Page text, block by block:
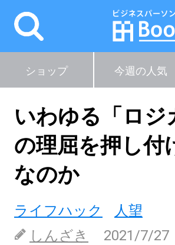
ショップ 今週の人気
いわゆる「ロジ
の理屈を押し付
なのか
ライフハック
人望
しんざき
2021/7/27